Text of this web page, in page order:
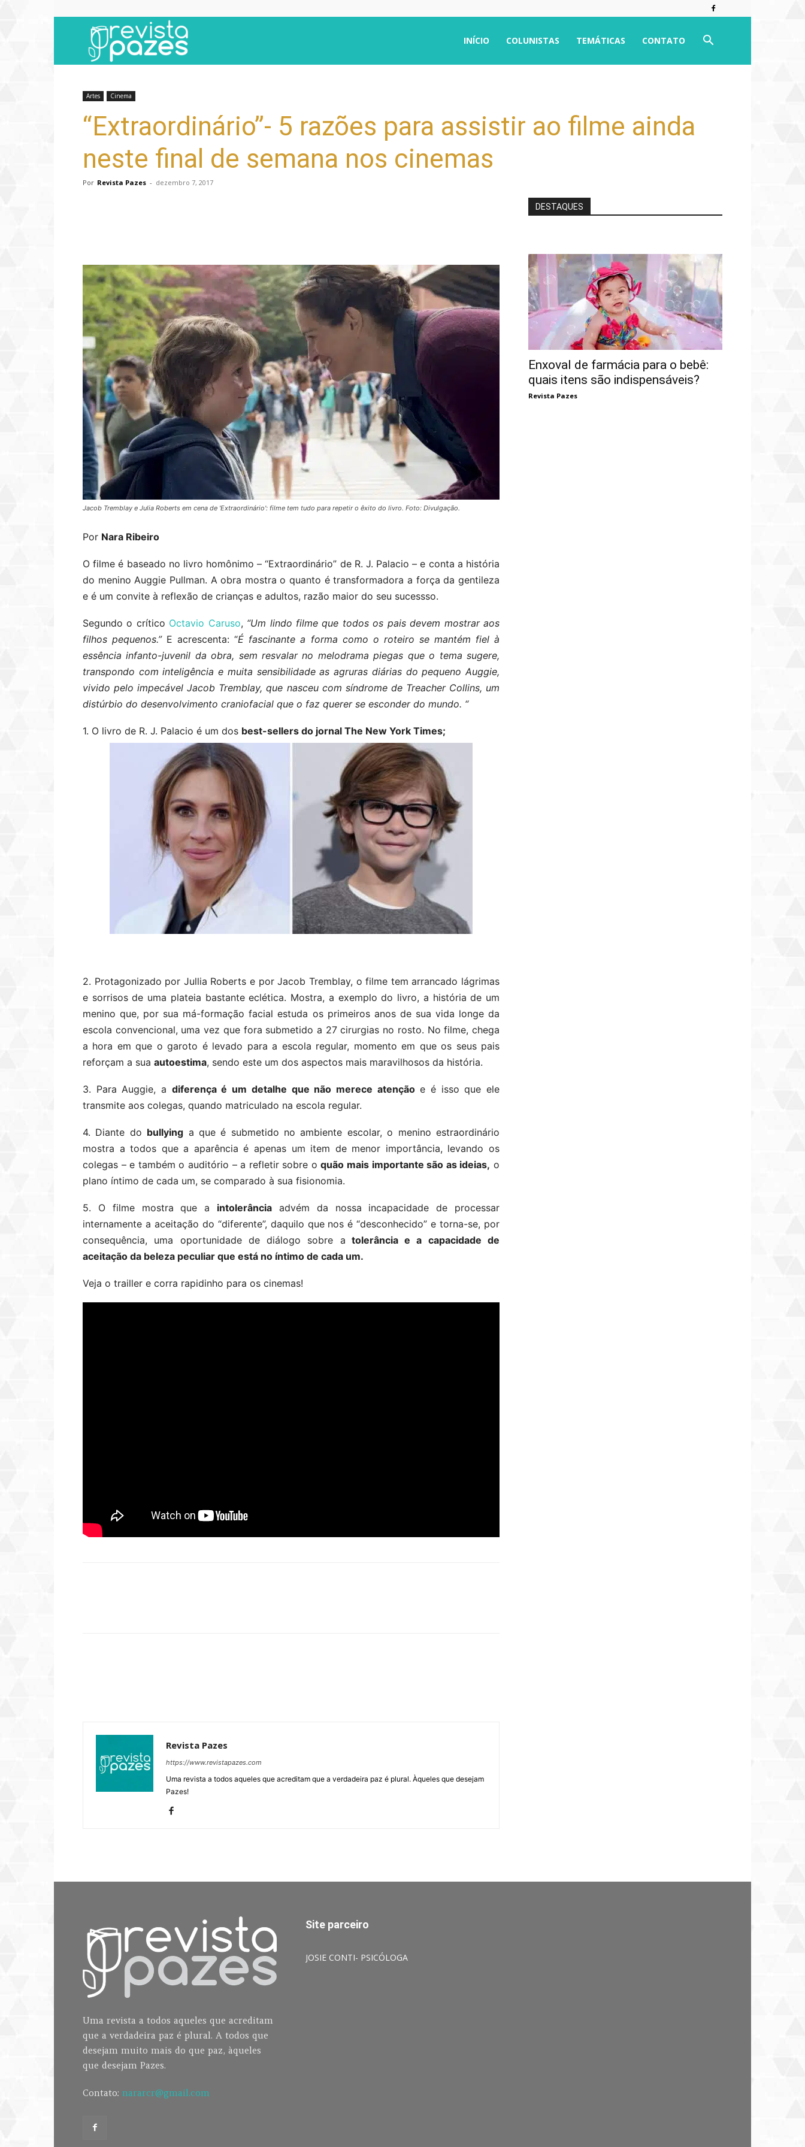
INÍCIO COLUNISTAS TEMÁTICAS CONTATO
Artes Cinema
“Extraordinário”- 5 razões para assistir ao filme ainda
neste final de semana nos cinemas
Por Revista Pazes - dezembro 7, 2017
Jacob Tremblay e Julia Roberts em cena de 'Extraordinário': filme tem tudo para repetir o êxito do livro. Foto: Divulgação.
Por Nara Ribeiro
O filme é baseado no livro homônimo – “Extraordinário” de R. J. Palacio – e conta a história
do menino Auggie Pullman. A obra mostra o quanto é transformadora a força da gentileza
e é um convite à reflexão de crianças e adultos, razão maior do seu sucessso.
Segundo o crítico Octavio Caruso, “Um lindo filme que todos os pais devem mostrar aos
filhos pequenos.” E acrescenta: “É fascinante a forma como o roteiro se mantém fiel à
essência infanto-juvenil da obra, sem resvalar no melodrama piegas que o tema sugere,
transpondo com inteligência e muita sensibilidade as agruras diárias do pequeno Auggie,
vivido pelo impecável Jacob Tremblay, que nasceu com síndrome de Treacher Collins, um
distúrbio do desenvolvimento craniofacial que o faz querer se esconder do mundo. “
1. O livro de R. J. Palacio é um dos best-sellers do jornal The New York Times;
2. Protagonizado por Jullia Roberts e por Jacob Tremblay, o filme tem arrancado lágrimas
e sorrisos de uma plateia bastante eclética. Mostra, a exemplo do livro, a história de um
menino que, por sua má-formação facial estuda os primeiros anos de sua vida longe da
escola convencional, uma vez que fora submetido a 27 cirurgias no rosto. No filme, chega
a hora em que o garoto é levado para a escola regular, momento em que os seus pais
reforçam a sua autoestima, sendo este um dos aspectos mais maravilhosos da história.
3. Para Auggie, a diferença é um detalhe que não merece atençãoe é isso que ele
transmite aos colegas, quando matriculado na escola regular.
4. Diante do bullying a que é submetido no ambiente escolar, o menino estraordinário
mostra a todos que a aparência é apenas um item de menor importância, levando os
colegas – e também o auditório – a refletir sobre oquão mais importante são as ideias, o
plano íntimo de cada um, se comparado à sua fisionomia.
5. O filme mostra que a intolerância advém da nossa incapacidade de processar
internamente a aceitação do “diferente”, daquilo que nos é “desconhecido” e torna-se, por
consequência, uma oportunidade de diálogo sobre a tolerância e a capacidade de
aceitação da beleza peculiar que está no íntimo de cada um.
Veja o trailler e corra rapidinho para os cinemas!
Revista Pazes
https://www.revistapazes.com
Uma revista a todos aqueles que acreditam que a verdadeira paz é plural. Àqueles que desejam
Pazes!
DESTAQUES
Enxoval de farmácia para o bebê:
quais itens são indispensáveis?
Revista Pazes
Uma revista a todos aqueles que acreditam
que a verdadeira paz é plural. A todos que
desejam muito mais do que paz, àqueles
que desejam Pazes.
Contato: nararcr@gmail.com
Site parceiro
JOSIE CONTI- PSICÓLOGA